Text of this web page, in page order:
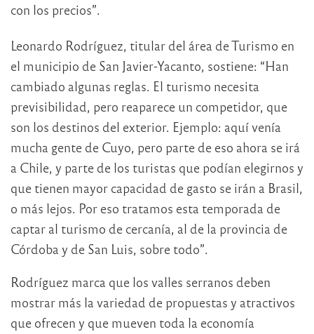
con los precios”.
Leonardo Rodríguez, titular del área de Turismo en
el municipio de San Javier-Yacanto, sostiene: “Han
cambiado algunas reglas. El turismo necesita
previsibilidad, pero reaparece un competidor, que
son los destinos del exterior. Ejemplo: aquí venía
mucha gente de Cuyo, pero parte de eso ahora se irá
a Chile, y parte de los turistas que podían elegirnos y
que tienen mayor capacidad de gasto se irán a Brasil,
o más lejos. Por eso tratamos esta temporada de
captar al turismo de cercanía, al de la provincia de
Córdoba y de San Luis, sobre todo”.
Rodríguez marca que los valles serranos deben
mostrar más la variedad de propuestas y atractivos
que ofrecen y que mueven toda la economía